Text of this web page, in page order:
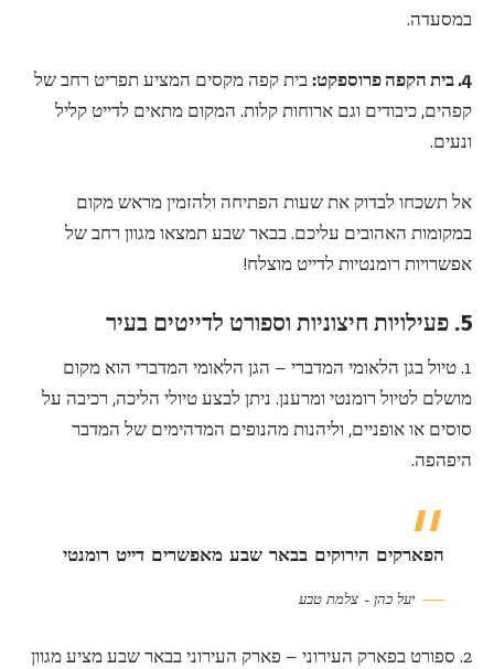
במסעדה.
4. בית הקפה פרוספקט:
בית קפה מקסים המציע תפריט רחב של
קפהים, כיבודים וגם ארוחות קלות. המקום מתאים לדייט קליל
ונעים.
אל תשכחו לבדוק את שעות הפתיחה ולהזמין מראש מקום
במקומות האהובים עליכם. בבאר שבע תמצאו מגוון רחב של
אפשרויות רומנטיות לדייט מוצלח!
5. פעילויות חיצוניות וספורט לדייטים בעיר
1. טיול בגן הלאומי המדברי – הגן הלאומי המדברי הוא מקום
מושלם לטיול רומנטי ומרענן. ניתן לבצע טיולי הליכה, רכיבה על
סוסים או אופניים, וליהנות מהנופים המדהימים של המדבר
היפהפה.
הפארקים הירוקים בבאר שבע מאפשרים דייט רומנטי
יעל כהן – צלמת טבע
2. ספורט בפארק העירוני – פארק העירוני בבאר שבע מציע מגוון